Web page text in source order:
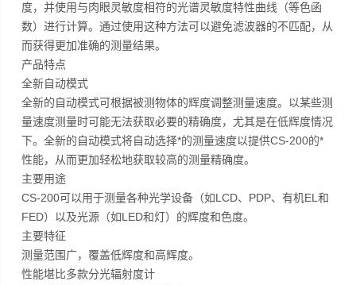
度，并使用与肉眼灵敏度相符的光谱灵敏度特性曲线（等色函
数）进行计算。通过使用这种方法可以避免滤波器的不匹配，从
而获得更加准确的测量结果。
产品特点
全新自动模式
全新的自动模式可根据被测物体的辉度调整测量速度。以某些测
量速度测量时可能无法获取必要的精确度，尤其是在低辉度情况
下。全新的自动模式将自动选择*的测量速度以提供CS-200的*
性能，从而更加轻松地获取较高的测量精确度。
主要用途
CS-200可以用于测量各种光学设备（如LCD、PDP、有机EL和
FED）以及光源（如LED和灯）的辉度和色度。
主要特征
测量范围广，覆盖低辉度和高辉度。
性能堪比多款分光辐射度计